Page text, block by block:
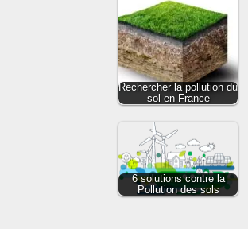
Rechercher la pollution du
sol en France
6 solutions contre la
Pollution des sols